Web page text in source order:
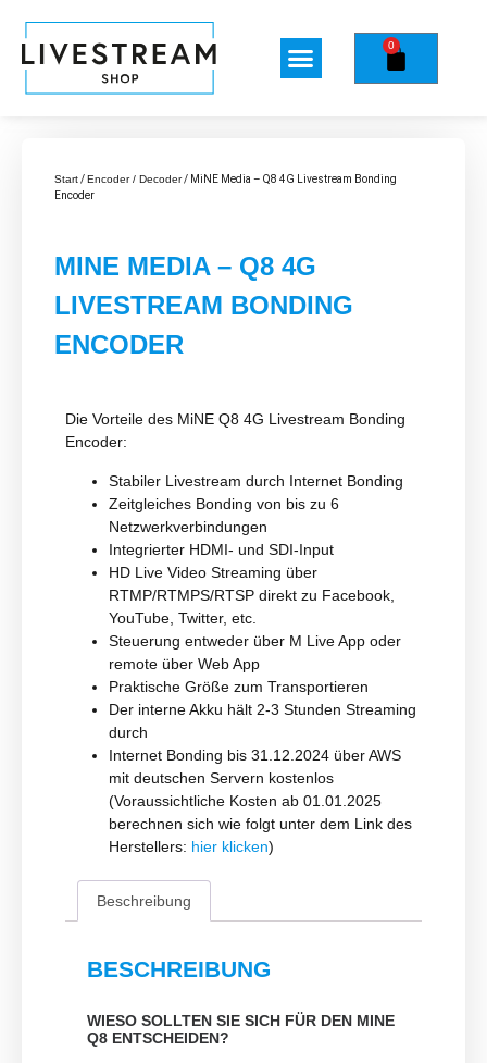
0
Start/Encoder / Decoder/ MiNE Media – Q8 4G Livestream Bonding
Encoder
MINE MEDIA – Q8 4G
LIVESTREAM BONDING
ENCODER
Die Vorteile des MiNE Q8 4G Livestream Bonding
Encoder:
Stabiler Livestream durch Internet Bonding
Zeitgleiches Bonding von bis zu 6
Netzwerkverbindungen
Integrierter HDMI- und SDI-Input
HD Live Video Streaming über
RTMP/RTMPS/RTSP direkt zu Facebook,
YouTube, Twitter, etc.
Steuerung entweder über M Live App oder
remote über Web App
Praktische Größe zum Transportieren
Der interne Akku hält 2-3 Stunden Streaming
durch
Internet Bonding bis 31.12.2024 über AWS
mit deutschen Servern kostenlos
(Voraussichtliche Kosten ab 01.01.2025
berechnen sich wie folgt unter dem Link des
Herstellers: hier klicken)
Beschreibung
BESCHREIBUNG
WIESO SOLLTEN SIE SICH FÜR DEN MINE
Q8 ENTSCHEIDEN?